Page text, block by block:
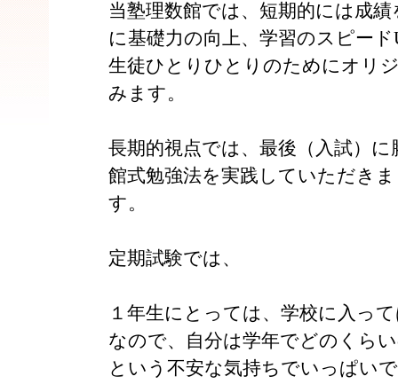
当塾理数館では、短期的には成
に基礎力の向上、学習のスピー
生徒ひとりひとりのためにオリ
みます。
長期的視点では、最後（入試）
館式勉強法を実践していただきま
す。
定期試験では、
１年生にとっては、学校に入っ
なので、自分は学年でどのくら
という不安な気持ちでいっぱい